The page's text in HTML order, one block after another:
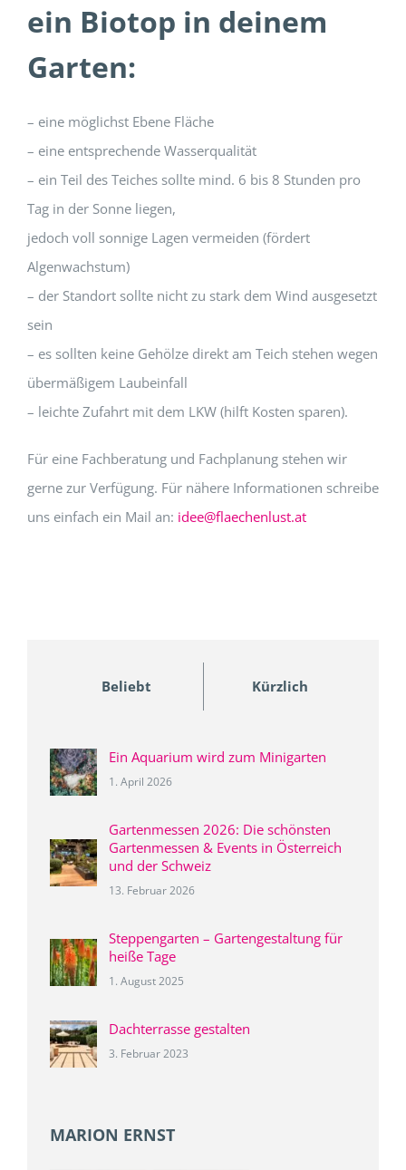
ein Biotop in deinem
Garten:
– eine möglichst Ebene Fläche
– eine entsprechende Wasserqualität
– ein Teil des Teiches sollte mind. 6 bis 8 Stunden pro
Tag in der Sonne liegen,
jedoch voll sonnige Lagen vermeiden (fördert
Algenwachstum)
– der Standort sollte nicht zu stark dem Wind ausgesetzt
sein
– es sollten keine Gehölze direkt am Teich stehen wegen
übermäßigem Laubeinfall
– leichte Zufahrt mit dem LKW (hilft Kosten sparen).
Für eine Fachberatung und Fachplanung stehen wir
gerne zur Verfügung. Für nähere Informationen schreibe
uns einfach ein Mail an: idee@flaechenlust.at
Beliebt Kürzlich
Ein Aquarium wird zum Minigarten
1. April 2026
Gartenmessen 2026: Die schönsten
Gartenmessen & Events in Österreich
und der Schweiz
13. Februar 2026
Steppengarten – Gartengestaltung für
heiße Tage
1. August 2025
Dachterrasse gestalten
3. Februar 2023
MARION ERNST